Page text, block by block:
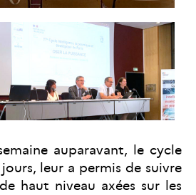
auparavant, le cycle
leur a permis de suivre
haut niveau axées sur les